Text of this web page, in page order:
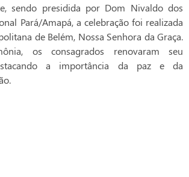
sendo presidida por Dom Nivaldo dos
Pará/Amapá, a celebração foi realizada
de Belém, Nossa Senhora da Graça.
os consagrados renovaram seu
a importância da paz e da